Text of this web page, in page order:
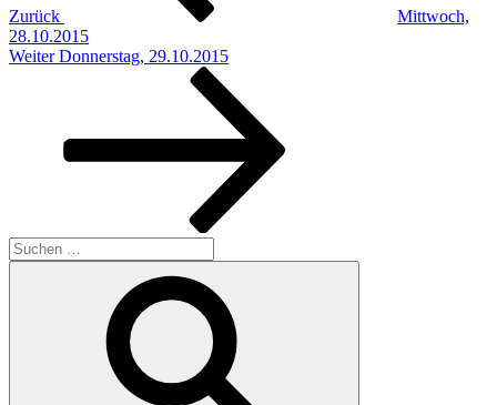
Zurück
Mittwoch,
28.10.2015
Nächster
Weiter Donnerstag, 29.10.2015
Suchen
nach: